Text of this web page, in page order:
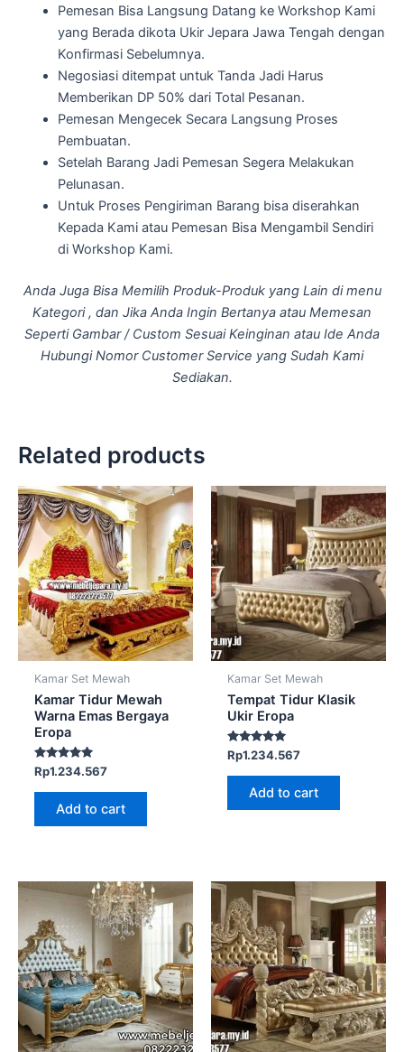
Pemesan Bisa Langsung Datang ke Workshop Kami
yang Berada dikota Ukir Jepara Jawa Tengah dengan
Konfirmasi Sebelumnya.
Negosiasi ditempat untuk Tanda Jadi Harus
Memberikan DP 50% dari Total Pesanan.
Pemesan Mengecek Secara Langsung Proses
Pembuatan.
Setelah Barang Jadi Pemesan Segera Melakukan
Pelunasan.
Untuk Proses Pengiriman Barang bisa diserahkan
Kepada Kami atau Pemesan Bisa Mengambil Sendiri
di Workshop Kami.
Anda Juga Bisa Memilih Produk-Produk yang Lain di menu
Kategori , dan Jika Anda Ingin Bertanya atau Memesan
Seperti Gambar / Custom Sesuai Keinginan atau Ide Anda
Hubungi Nomor Customer Service yang Sudah Kami
Sediakan.
Related products
Kamar Set Mewah
Kamar Tidur Mewah
Warna Emas Bergaya
Eropa
Rated
5.00
out of 5
Rp1.234.567
Add to cart
Kamar Set Mewah
Tempat Tidur Klasik
Ukir Eropa
Rated
5.00
out of 5
Rp1.234.567
Add to cart